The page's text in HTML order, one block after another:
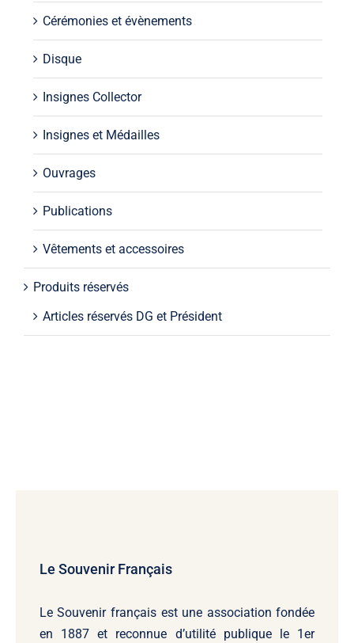
Cérémonies et évènements
Disque
Insignes Collector
Insignes et Médailles
Ouvrages
Publications
Vêtements et accessoires
Produits réservés
Articles réservés DG et Président
Le Souvenir Français
Le Souvenir français est une association fondée
en 1887 et reconnue d’utilité publique le 1er